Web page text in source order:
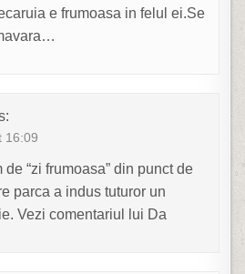
e frumoasa in felul ei.Se
16:09
“zi frumoasa” din punct de
parca a indus tuturor un
Vezi comentariul lui Da